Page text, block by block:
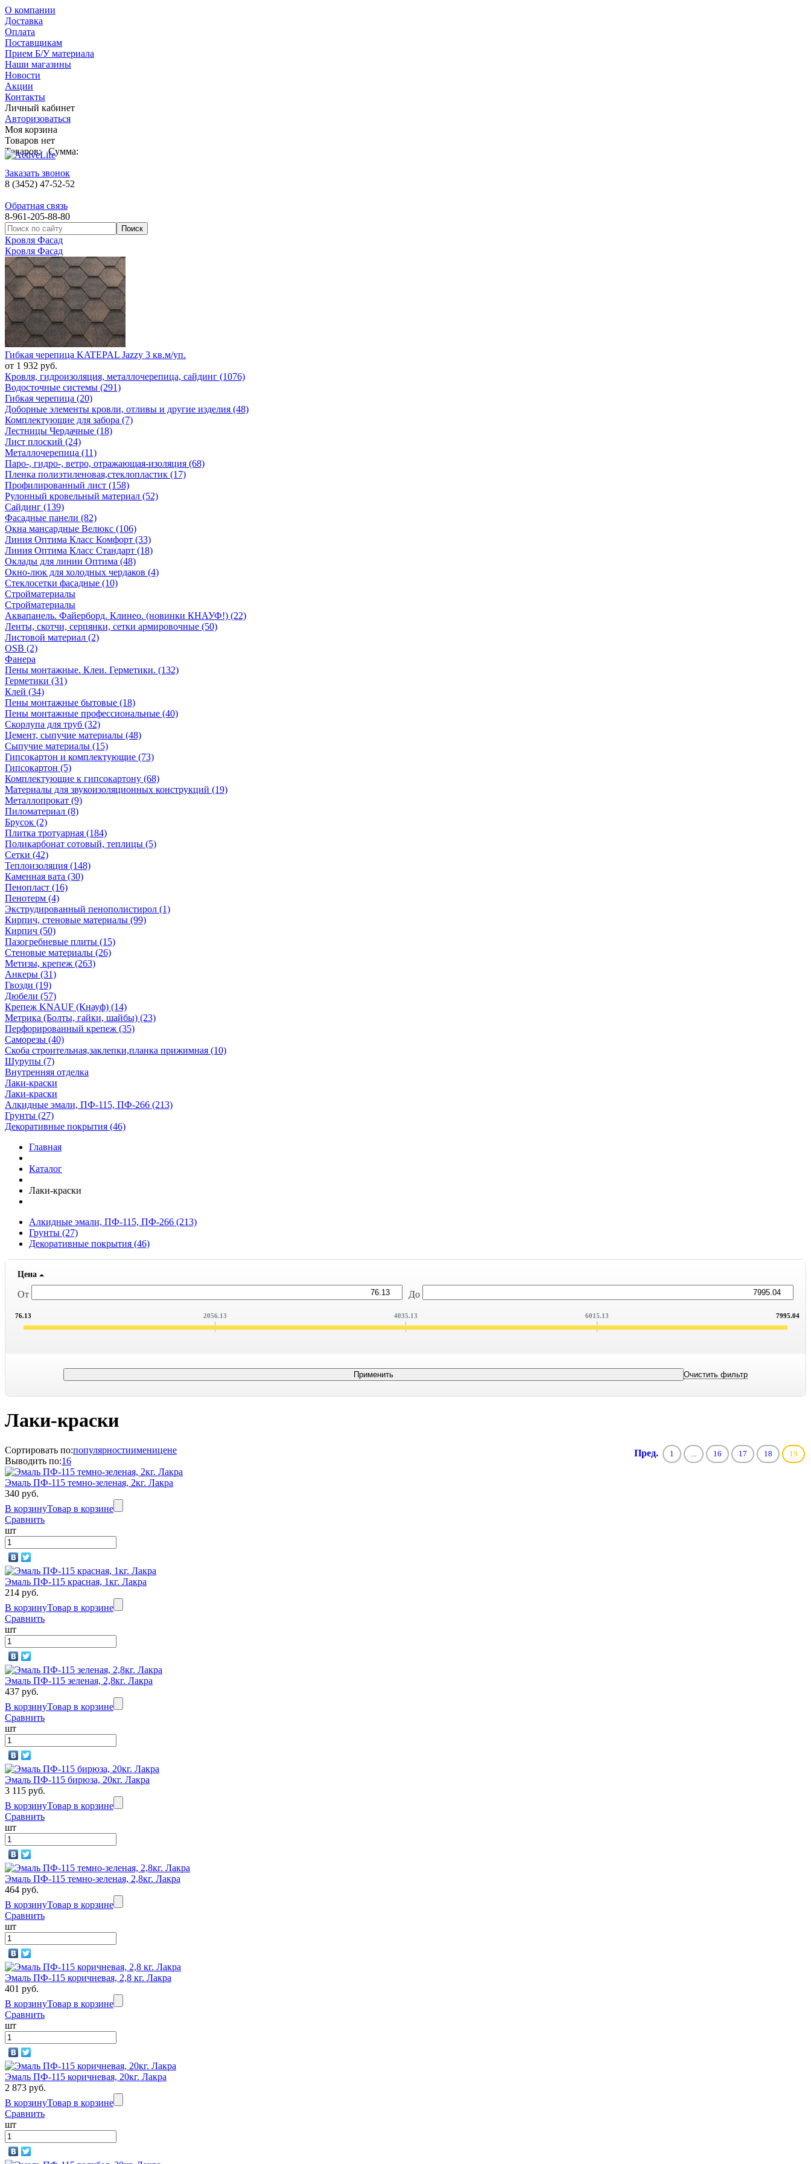
О компании
Доставка
Оплата
Поставщикам
Прием Б/У материала
Наши магазины
Новости
Акции
Контакты
Личный кабинет
Авторизоваться
Моя корзина
Товаров нет
Товаров: Сумма:
Заказать звонок
8 (3452) 47-52-52
Обратная связь
8-961-205-88-80
Кровля Фасад
Кровля Фасад
Гибкая черепица KATEPAL Jazzy 3 кв.м/уп.
от 1 932 руб.
Кровля, гидроизоляция, металлочерепица, сайдинг (1076)
Водосточные системы (291)
Гибкая черепица (20)
Доборные элементы кровли, отливы и другие изделия (48)
Комплектующие для забора (7)
Лестницы Чердачные (18)
Лист плоский (24)
Металлочерепица (11)
Паро-, гидро-, ветро, отражающая-изоляция (68)
Пленка полиэтиленовая,стеклопластик (17)
Профилированный лист (158)
Рулонный кровельный материал (52)
Сайдинг (139)
Фасадные панели (82)
Окна мансардные Велюкс (106)
Линия Оптима Класс Комфорт (33)
Линия Оптима Класс Стандарт (18)
Оклады для линии Оптима (48)
Окно-люк для холодных чердаков (4)
Стеклосетки фасадные (10)
Стройматериалы
Стройматериалы
Аквапанель. Файерборд. Клинео. (новинки КНАУФ!) (22)
Ленты, скотчи, серпянки, сетки армировочные (50)
Листовой материал (2)
OSB (2)
Фанера
Пены монтажные. Клеи. Герметики. (132)
Герметики (31)
Клей (34)
Пены монтажные бытовые (18)
Пены монтажные профессиональные (40)
Скорлупа для труб (32)
Цемент, сыпучие материалы (48)
Сыпучие материалы (15)
Гипсокартон и комплектующие (73)
Гипсокартон (5)
Комплектующие к гипсокартону (68)
Материалы для звукоизоляционных конструкций (19)
Металлопрокат (9)
Пиломатериал (8)
Брусок (2)
Плитка тротуарная (184)
Поликарбонат сотовый, теплицы (5)
Сетки (42)
Теплоизоляция (148)
Каменная вата (30)
Пенопласт (16)
Пенотерм (4)
Экструдированный пенополистирол (1)
Кирпич, стеновые материалы (99)
Кирпич (50)
Пазогребневые плиты (15)
Стеновые материалы (26)
Метизы, крепеж (263)
Анкеры (31)
Гвозди (19)
Дюбели (57)
Крепеж KNAUF (Кнауф) (14)
Метрика (Болты, гайки, шайбы) (23)
Перфорированный крепеж (35)
Саморезы (40)
Скоба строительная,заклепки,планка прижимная (10)
Шурупы (7)
Внутренняя отделка
Лаки-краски
Лаки-краски
Алкидные эмали, ПФ-115, ПФ-266 (213)
Грунты (27)
Декоративные покрытия (46)
Главная
Каталог
Лаки-краски
Алкидные эмали, ПФ-115, ПФ-266 (213)
Грунты (27)
Декоративные покрытия (46)
Цена
От До
76.13 2056.13 4035.13 6015.13 7995.04
Лаки-краски
Пред. 1 16 17 18 19
Сортировать по:популярностиименицене
Выводить по:16
Эмаль ПФ-115 темно-зеленая, 2кг. Лакра
340 руб.
В корзинуТовар в корзине
Сравнить
шт
Эмаль ПФ-115 красная, 1кг. Лакра
214 руб.
В корзинуТовар в корзине
Сравнить
шт
Эмаль ПФ-115 зеленая, 2,8кг. Лакра
437 руб.
В корзинуТовар в корзине
Сравнить
шт
Эмаль ПФ-115 бирюза, 20кг. Лакра
3 115 руб.
В корзинуТовар в корзине
Сравнить
шт
Эмаль ПФ-115 темно-зеленая, 2,8кг. Лакра
464 руб.
В корзинуТовар в корзине
Сравнить
шт
Эмаль ПФ-115 коричневая, 2,8 кг. Лакра
401 руб.
В корзинуТовар в корзине
Сравнить
шт
Эмаль ПФ-115 коричневая, 20кг. Лакра
2 873 руб.
В корзинуТовар в корзине
Сравнить
шт